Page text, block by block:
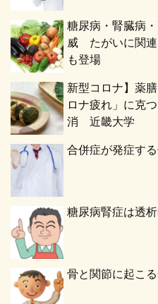
糖尿病・腎臓病
威 たがいに関
も登場
新型コロナ】薬
ロナ疲れ」に克
消 近畿大学
合併症が発症す
糖尿病腎症は透
骨と関節に起こ